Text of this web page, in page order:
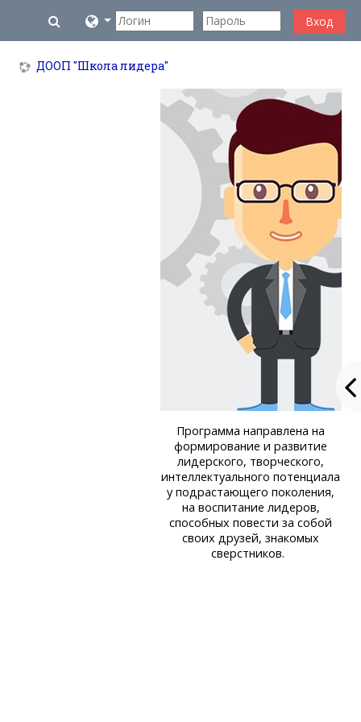
Перейти к основному содержанию
Изменить данные поисковой строки
Вход
ДООП "Школа лидера"
Программа направлена на
формирование и развитие
лидерского, творческого,
интеллектуального потенциала
у подрастающего поколения,
на воспитание лидеров,
способных повести за собой
своих друзей, знакомых
сверстников.